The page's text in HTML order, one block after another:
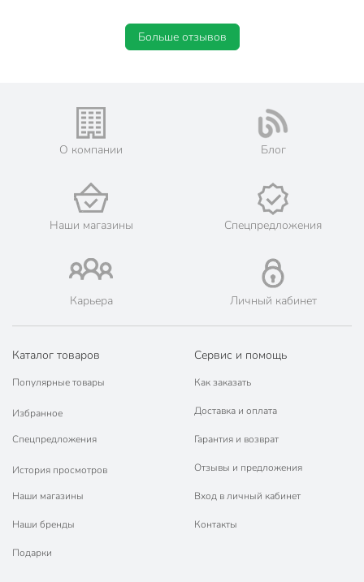
Больше отзывов
О компании Блог
Наши магазины Спецпредложения
Карьера Личный кабинет
Каталог товаров
Популярные товары
Избранное
Спецпредложения
История просмотров
Наши магазины
Наши бренды
Подарки
Сервис и помощь
Как заказать
Доставка и оплата
Гарантия и возврат
Отзывы и предложения
Вход в личный кабинет
Контакты